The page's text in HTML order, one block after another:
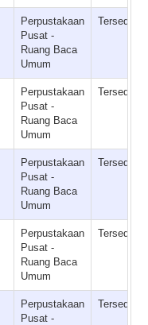
Perpustakaan
Pusat -
Ruang Baca
Umum
Tersedia
Perpustakaan
Pusat -
Ruang Baca
Umum
Tersedia
Perpustakaan
Pusat -
Ruang Baca
Umum
Tersedia
Perpustakaan
Pusat -
Ruang Baca
Umum
Tersedia
Perpustakaan
Pusat -
Tersedia